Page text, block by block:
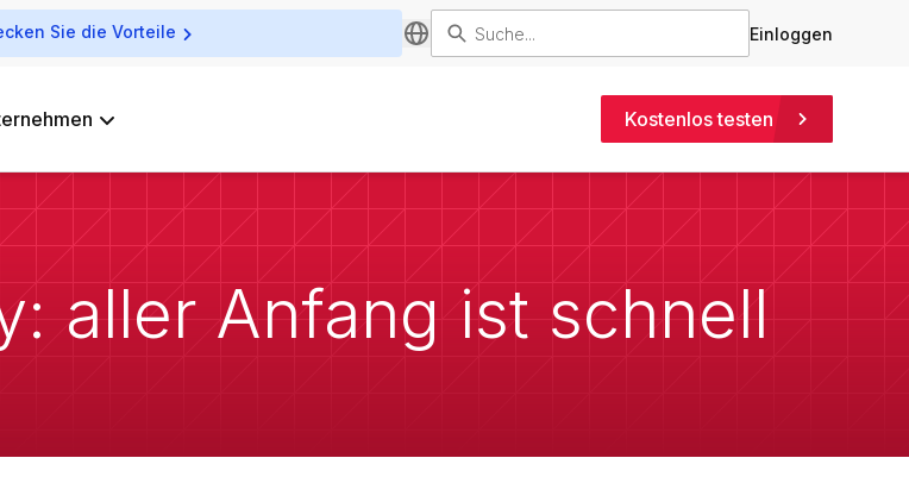
Sie die Vorteile Einloggen
Kostenlos testen
aller Anfang ist schnell